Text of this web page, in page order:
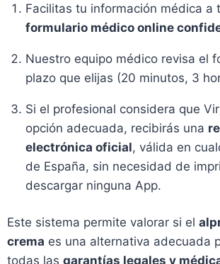
Facilitas tu información médica a
formulario médico online
Nuestro equipo médico revisa el
plazo que elijas (20 minutos, 3
Si el profesional considera que
opción adecuada, recibirás una
electrónica oficial, válida en
de España, sin necesidad de
descargar ninguna App.
Este sistema permite valorar si el
crema es una alternativa adecuada
todas las garantías legales y